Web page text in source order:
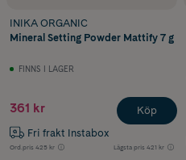
INIKA ORGANIC
Mineral Setting Powder Mattify 7 g
FINNS I LAGER
361 kr
Fri frakt Instabox
Ord.pris 425 kr Lägsta pris 421 kr
Köp